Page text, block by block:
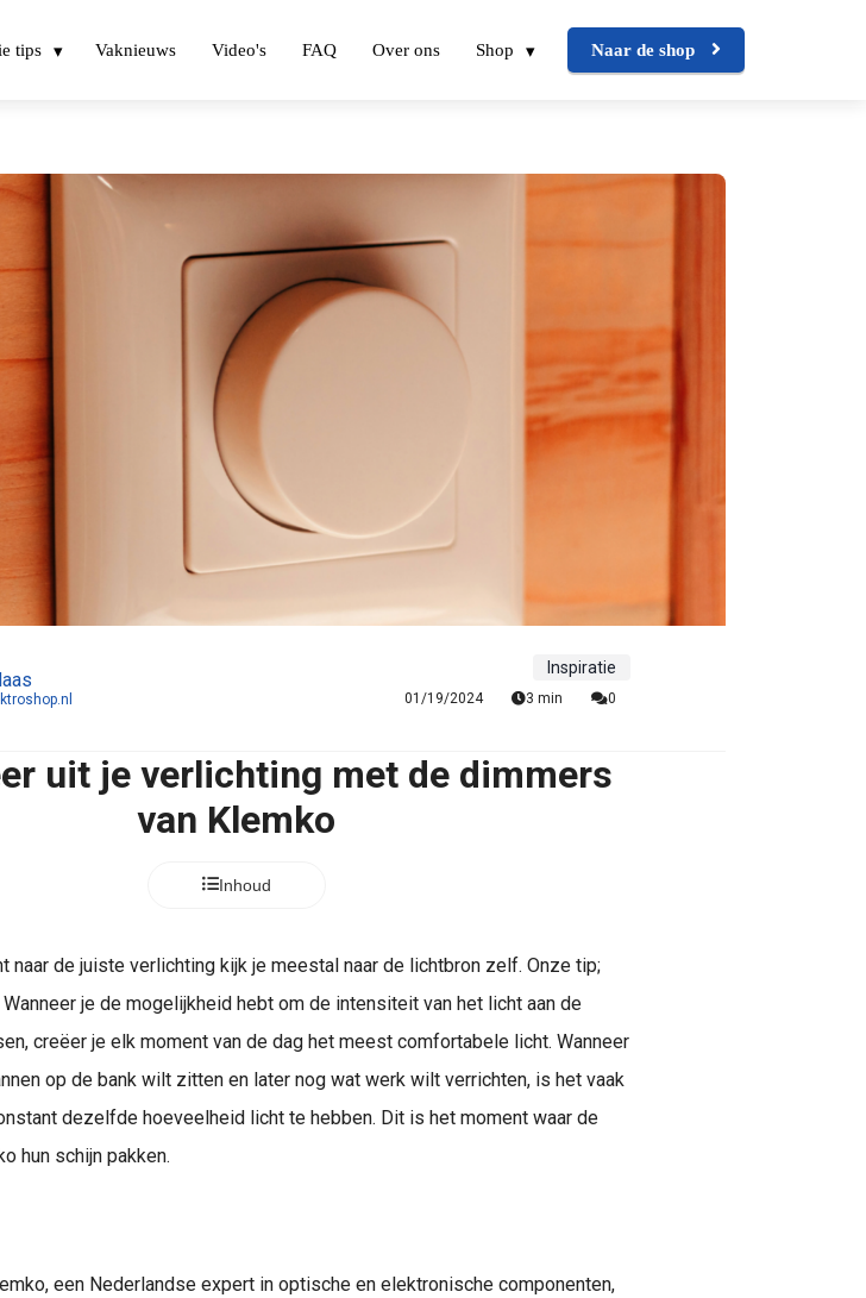
tips Vaknieuws Video's FAQ Over ons Shop Naar de shop
Inspiratie
01/19/2024 3 min 0
uit je verlichting met de dimmers
van Klemko
Inhoud
naar de juiste verlichting kijk je meestal naar de lichtbron zelf. Onze tip;
je de mogelijkheid hebt om de intensiteit van het licht aan de
creëer je elk moment van de dag het meest comfortabele licht. Wanneer
op de bank wilt zitten en later nog wat werk wilt verrichten, is het vaak
dezelfde hoeveelheid licht te hebben. Dit is het moment waar de
hun schijn pakken.
een Nederlandse expert in optische en elektronische componenten,